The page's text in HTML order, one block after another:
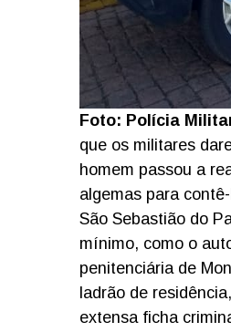
Foto: Polícia
que os militares
homem passou a
algemas para
São Sebastião do
mínimo, como o
penitenciária de
ladrão de
extensa ficha